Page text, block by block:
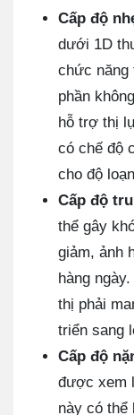
Cấp độ
dưới 1D
chức năng
phần
hỗ trợ thị
có chế độ
cho độ
Cấp độ
thể gây
giảm, ảnh
hàng
thị phải
triển sang
Cấp độ
được xem
này có thể